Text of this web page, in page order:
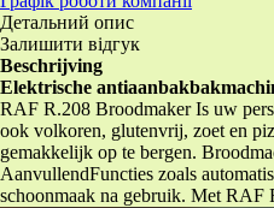
Детальний опис
Залишити відгук
Beschrijving
Elektrische
RAF R.208 Broodmaker Is uw
ook volkoren, glutenvrij, zoet en
gemakkelijk op te bergen.
AanvullendFuncties zoals
schoonmaak na gebruik. Met RAF